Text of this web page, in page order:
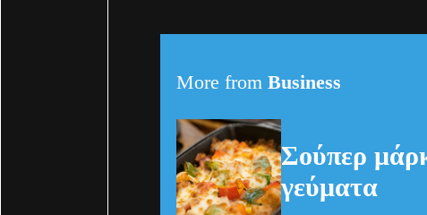
More fromBusiness
Σούπερ
γεύματα